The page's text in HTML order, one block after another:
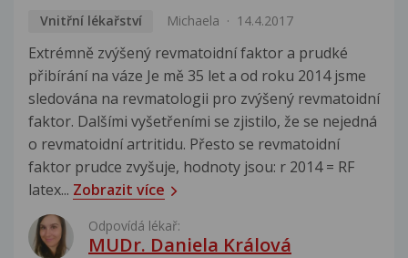
Vnitřní lékařství Michaela 14.4.2017
Extrémně zvýšený revmatoidní faktor a prudké
přibírání na váze Je mě 35 let a od roku 2014 jsme
sledována na revmatologii pro zvýšený revmatoidní
faktor. Dalšími vyšetřeními se zjistilo, že se nejedná
o revmatoidní artritidu. Přesto se revmatoidní
faktor prudce zvyšuje, hodnoty jsou: r 2014 = RF
latex... Zobrazit více
Odpovídá lékař:
MUDr. Daniela Králová